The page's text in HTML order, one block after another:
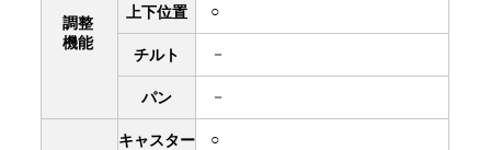
調整
機能
上下位置 ○
チルト －
パン －
キャスター ○